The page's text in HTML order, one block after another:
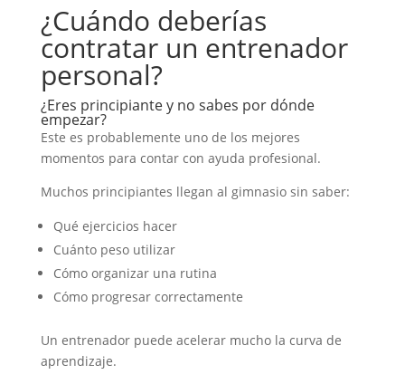
¿Cuándo deberías
contratar un entrenador
personal?
¿Eres principiante y no sabes por dónde
empezar?
Este es probablemente uno de los mejores
momentos para contar con ayuda profesional.
Muchos principiantes llegan al gimnasio sin saber:
Qué ejercicios hacer
Cuánto peso utilizar
Cómo organizar una rutina
Cómo progresar correctamente
Un entrenador puede acelerar mucho la curva de
aprendizaje.